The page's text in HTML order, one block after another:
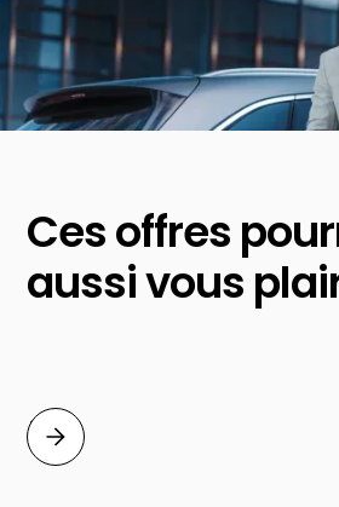
Ces offres
aussi vous